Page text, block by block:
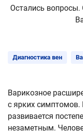
Диагностика вен
Варикозное
с ярких симптомов.
развивается
незаметным.
Остались вопросы.